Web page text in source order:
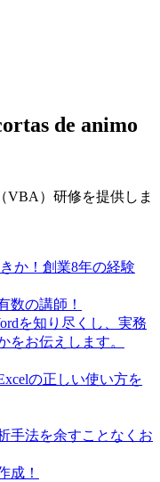
de animo
VBA）研修を提供しま
か！創業8年の経験
を知り尽くし、実務
をお伝えします。
の正しい使い方を
手法を余すことなくお